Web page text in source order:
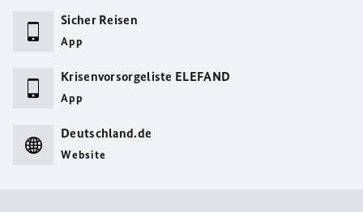
Sicher Reisen
App
Krisenvorsorgeliste ELEFAND
App
Deutschland.de
Website